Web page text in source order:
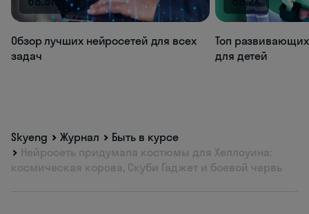
Обзор лучших нейросетей для всех
задач
Топ
для детей
Skyeng Журнал
Быть в курсе
Нейросеть придумала костюмы для Хеллоуина:
космическая корова, Скуби Гаджет и боевой червь